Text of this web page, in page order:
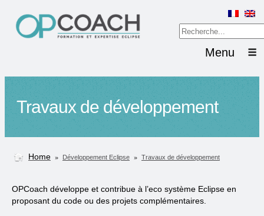
Menu
Travaux de développement
Home » Développement Eclipse » Travaux de développement
OPCoach développe et contribue à l’eco système Eclipse en
proposant du code ou des projets complémentaires.